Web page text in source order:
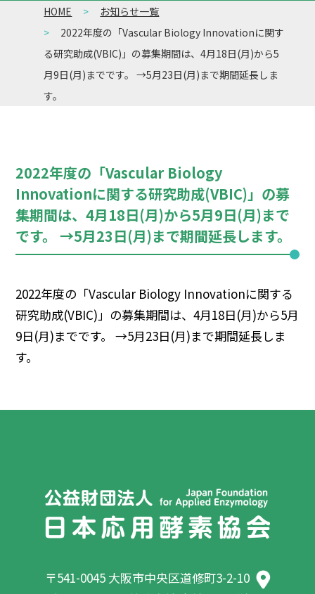
HOME
お知らせ一覧
2022年度の「Vascular Biology Innovationに関す
る研究助成(VBIC)」の募集期間は、4月18日(月)から5
月9日(月)までです。 →5月23日(月)まで期間延長しま
す。
2022年度の「Vascular Biology
Innovationに関する研究助成(VBIC)」の募
集期間は、4月18日(月)から5月9日(月)まで
です。 →5月23日(月)まで期間延長します。
2022年度の「Vascular Biology Innovationに関する
研究助成(VBIC)」の募集期間は、4月18日(月)から5月
9日(月)までです。 →5月23日(月)まで期間延長しま
す。
〒541-0045 大阪市中央区道修町3-2-10